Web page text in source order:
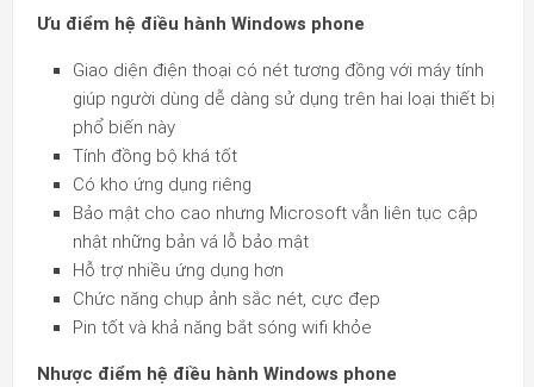
Ưu điểm hệ điều hành Windows phone
Giao diện điện thoại có nét tương đồng với máy tính
giúp người dùng dễ dàng sử dụng trên hai loại thiết bị
phổ biến này
Tính đồng bộ khá tốt
Có kho ứng dụng riêng
Bảo mật cho cao nhưng Microsoft vẫn liên tục cập
nhật những bản vá lỗ bảo mật
Hỗ trợ nhiều ứng dụng hơn
Chức năng chụp ảnh sắc nét, cực đẹp
Pin tốt và khả năng bắt sóng wifi khỏe
Nhược điểm hệ điều hành Windows phone